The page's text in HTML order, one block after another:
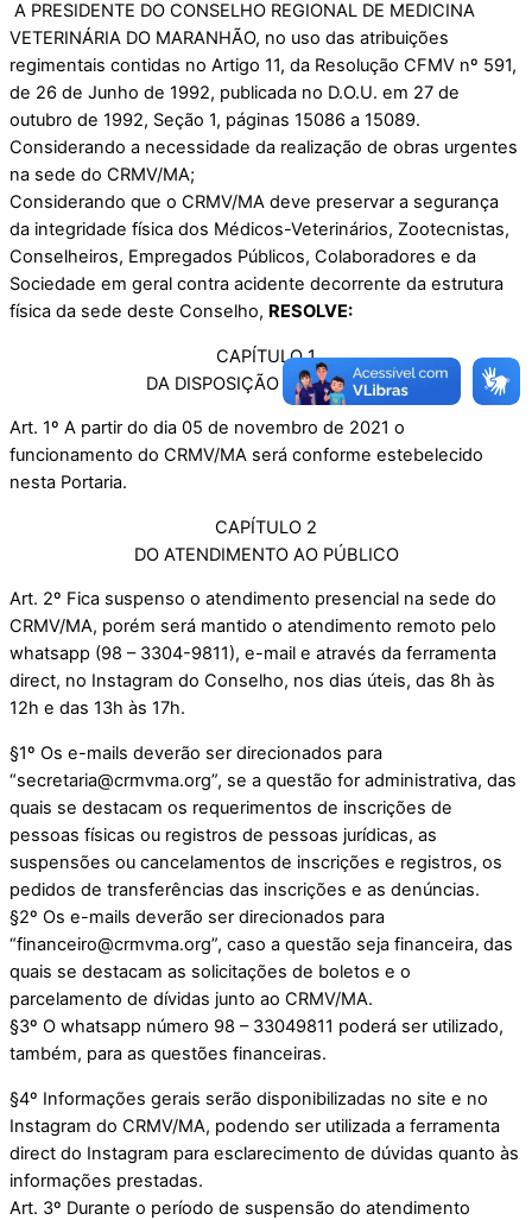
A PRESIDENTE DO CONSELHO REGIONAL DE MEDICINA
VETERINÁRIA DO MARANHÃO, no uso das atribuições
regimentais contidas no Artigo 11, da Resolução CFMV nº 591,
de 26 de Junho de 1992, publicada no D.O.U. em 27 de
outubro de 1992, Seção 1, páginas 15086 a 15089.
Considerando a necessidade da realização de obras urgentes
na sede do CRMV/MA;
Considerando que o CRMV/MA deve preservar a segurança
da integridade física dos Médicos-Veterinários, Zootecnistas,
Conselheiros, Empregados Públicos, Colaboradores e da
Sociedade em geral contra acidente decorrente da estrutura
física da sede deste Conselho, RESOLVE:
CAPÍTULO 1
DA DISPOSIÇÃO PRELIMINAR
Art. 1º A partir do dia 05 de novembro de 2021 o
funcionamento do CRMV/MA será conforme estebelecido
nesta Portaria.
CAPÍTULO 2
DO ATENDIMENTO AO PÚBLICO
Art. 2º Fica suspenso o atendimento presencial na sede do
CRMV/MA, porém será mantido o atendimento remoto pelo
whatsapp (98 – 3304-9811), e-mail e através da ferramenta
direct, no Instagram do Conselho, nos dias úteis, das 8h às
12h e das 13h às 17h.
§1º Os e-mails deverão ser direcionados para
“secretaria@crmvma.org”, se a questão for administrativa, das
quais se destacam os requerimentos de inscrições de
pessoas físicas ou registros de pessoas jurídicas, as
suspensões ou cancelamentos de inscrições e registros, os
pedidos de transferências das inscrições e as denúncias.
§2º Os e-mails deverão ser direcionados para
“financeiro@crmvma.org”, caso a questão seja financeira, das
quais se destacam as solicitações de boletos e o
parcelamento de dívidas junto ao CRMV/MA.
§3º O whatsapp número 98 – 33049811 poderá ser utilizado,
também, para as questões financeiras.
§4º Informações gerais serão disponibilizadas no site e no
Instagram do CRMV/MA, podendo ser utilizada a ferramenta
direct do Instagram para esclarecimento de dúvidas quanto às
informações prestadas.
Art. 3º Durante o período de suspensão do atendimento